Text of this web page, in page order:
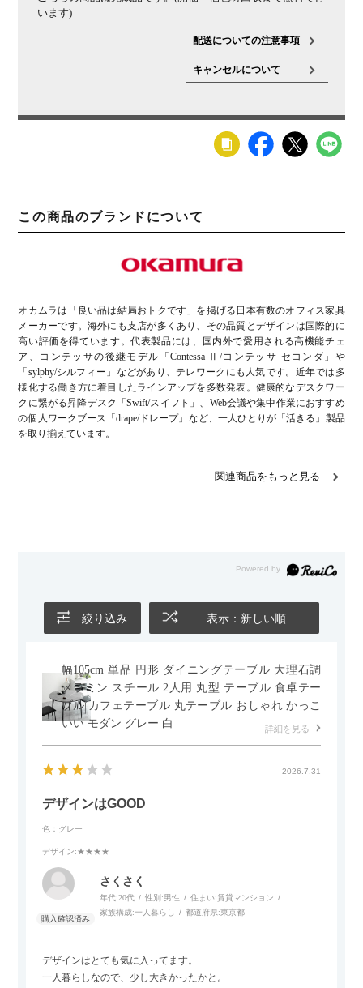
います)
配送についての注意事項
キャンセルについて
この商品のブランドについて
オカムラは「良い品は結局おトクです」を掲げる日本有数のオフィス家具
メーカーです。海外にも支店が多くあり、その品質とデザインは国際的に
高い評価を得ています。代表製品には、国内外で愛用される高機能チェ
ア、コンテッサの後継モデル「Contessa Ⅱ/コンテッサ セコンダ」や
「sylphy/シルフィー」などがあり、テレワークにも人気です。近年では多
様化する働き方に着目したラインアップを多数発表。健康的なデスクワー
クに繋がる昇降デスク「Swift/スイフト」、Web会議や集中作業におすすめ
の個人ワークブース「drape/ドレープ」など、一人ひとりが「活きる」製品
を取り揃えています。
関連商品をもっと見る
絞り込み 表示：新しい順
幅105cm 単品 円形 ダイニングテーブル 大理石調
メラミン スチール 2人用 丸型 テーブル 食卓テー
ブル カフェテーブル 丸テーブル おしゃれ かっこ
いい モダン グレー 白
詳細を見る
2026.7.31
デザインはGOOD
色：グレー
デザイン:★★★★
さくさく
年代:20代 性別:男性 住まい:賃貸マンション
家族構成:一人暮らし 都道府県:東京都
デザインはとても気に入ってます。
一人暮らしなので、少し大きかったかと。